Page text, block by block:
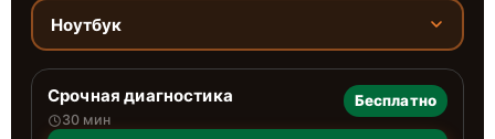
Ноутбук
Срочная диагностика
30 мин
Бесплатно